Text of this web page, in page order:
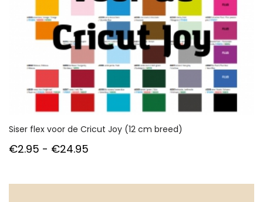
Siser flex voor de Cricut Joy (12 cm breed)
€2.95 - €24.95
€24.95